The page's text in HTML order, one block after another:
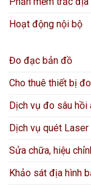
Hoạt động nội bộ
Đo đạc bản đồ
Cho thuê thiết bị
Dịch vụ đo sâu hồi
Dịch vụ quét Laser
Sửa chữa, hiệu
Khảo sát địa hình